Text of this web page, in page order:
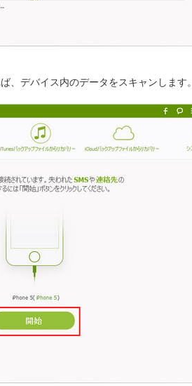
、デバイス内のデータをスキャンします。